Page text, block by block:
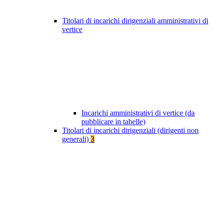
Titolari di incarichi dirigenziali amministrativi di
vertice
Incarichi amministrativi di vertice (da
pubblicare in tabelle)
Titolari di incarichi dirigenziali (dirigenti non
generali) 3